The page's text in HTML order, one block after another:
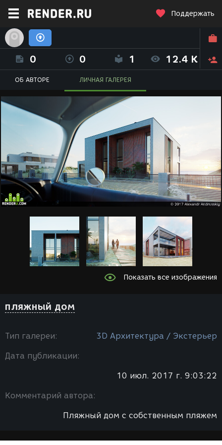
Поддержать
Александр Андрусский (alex_andrusskiy)
0 0 1 12.4 K
ОБ АВТОРЕ ЛИЧНАЯ ГАЛЕРЕЯ
Показать все изображения
пляжный дом
Тип галереи: 3D Архитектура / Экстерьер
Дата публикации:
10 июл. 2017 г. 9:03:22
Комментарий автора:
Пляжный дом с собственным пляжем